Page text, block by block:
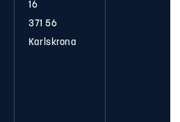
16
371 56
Karlskrona